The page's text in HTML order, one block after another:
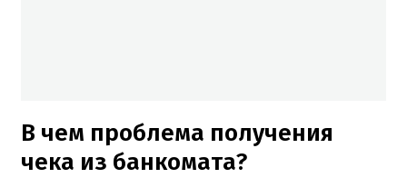
В чем проблема получения
чека из банкомата?